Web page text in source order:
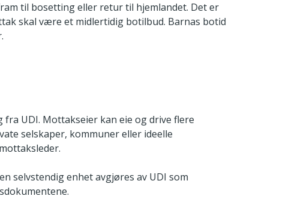
til bosetting eller retur til hjemlandet. Det er
skal være et midlertidig botilbud. Barnas botid
UDI. Mottakseier kan eie og drive flere
selskaper, kommuner eller ideelle
selvstendig enhet avgjøres av UDI som